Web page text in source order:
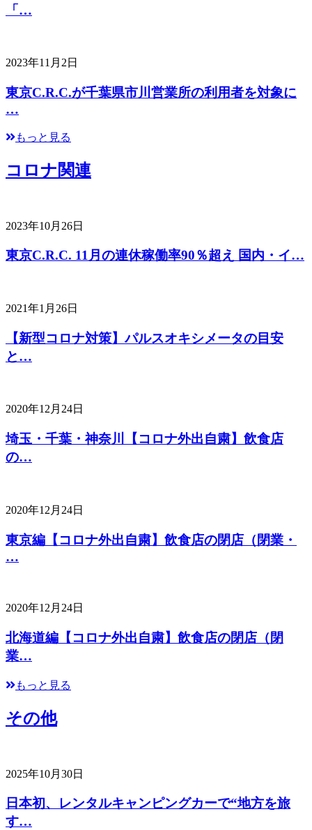
「…
2023年11月2日
東京C.R.C.が千葉県市川営業所の利用者を対象に
…
もっと見る
コロナ関連
2023年10月26日
東京C.R.C. 11月の連休稼働率90％超え 国内・イ…
2021年1月26日
【新型コロナ対策】パルスオキシメータの目安
と…
2020年12月24日
埼玉・千葉・神奈川【コロナ外出自粛】飲食店
の…
2020年12月24日
東京編【コロナ外出自粛】飲食店の閉店（閉業・
…
2020年12月24日
北海道編【コロナ外出自粛】飲食店の閉店（閉
業…
もっと見る
その他
2025年10月30日
日本初、レンタルキャンピングカーで“地方を旅
す…